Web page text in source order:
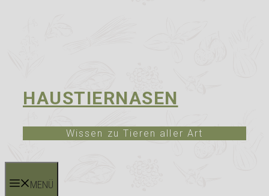
HAUSTIERNASEN
Wissen zu Tieren aller Art
MENÜ